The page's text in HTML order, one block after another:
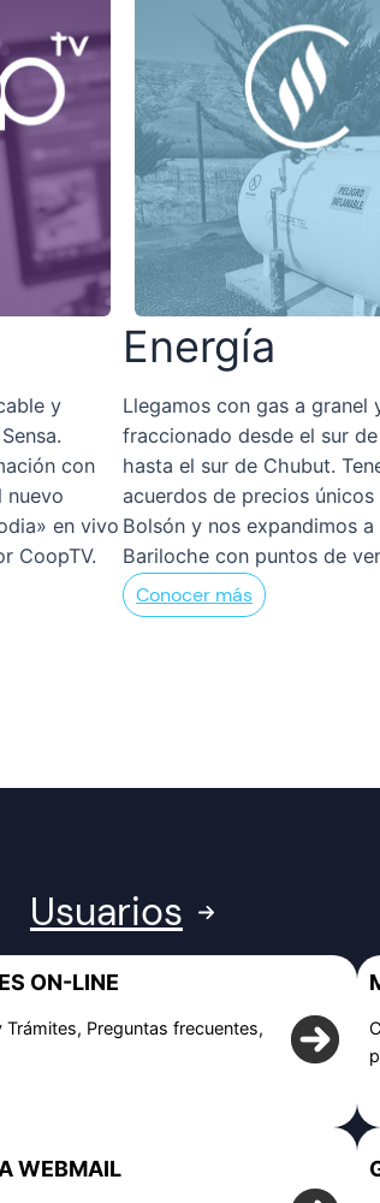
y
con
nuevo
en vivo
CoopTV.
Energía
Llegamos con gas a granel
fraccionado desde el sur
hasta el sur de Chubut.
acuerdos de precios únicos
Bolsón y nos expandimos a
Bariloche con puntos de
Conocer más
Usuarios
ON-LINE
Trámites, Preguntas frecuentes,
WEBMAIL